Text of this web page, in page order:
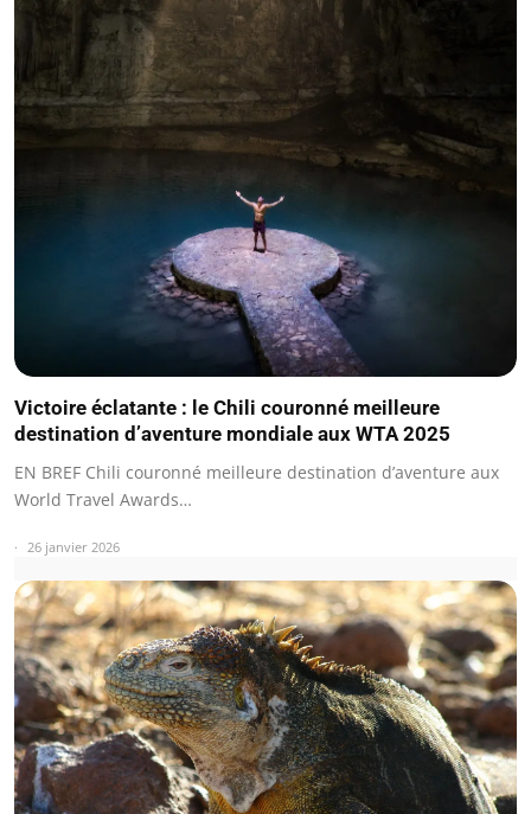
Victoire éclatante : le Chili couronné meilleure
destination d’aventure mondiale aux WTA 2025
EN BREF Chili couronné meilleure destination d’aventure aux
World Travel Awards…
26 janvier 2026